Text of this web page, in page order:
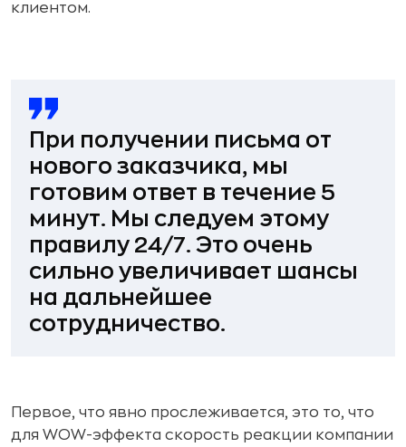
клиентом.
При получении письма от
нового заказчика, мы
готовим ответ в течение 5
минут. Мы следуем этому
правилу 24/7. Это очень
сильно увеличивает шансы
на дальнейшее
сотрудничество.
Первое, что явно прослеживается, это то, что
для WOW-эффекта скорость реакции компании